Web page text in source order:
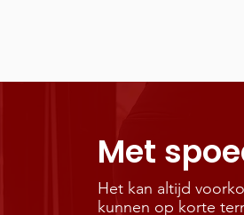
Met
Het kan altijd
kunnen op korte